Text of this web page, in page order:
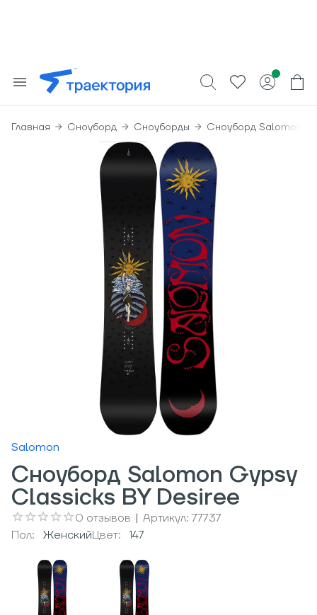
Главная Сноуборд Сноуборды Сноуборд Salomon
Salomon
Сноуборд Salomon Gypsy
Classicks BY Desiree
0 отзывов | Артикул:77737
Пол:
ЖенскийЦвет: 147